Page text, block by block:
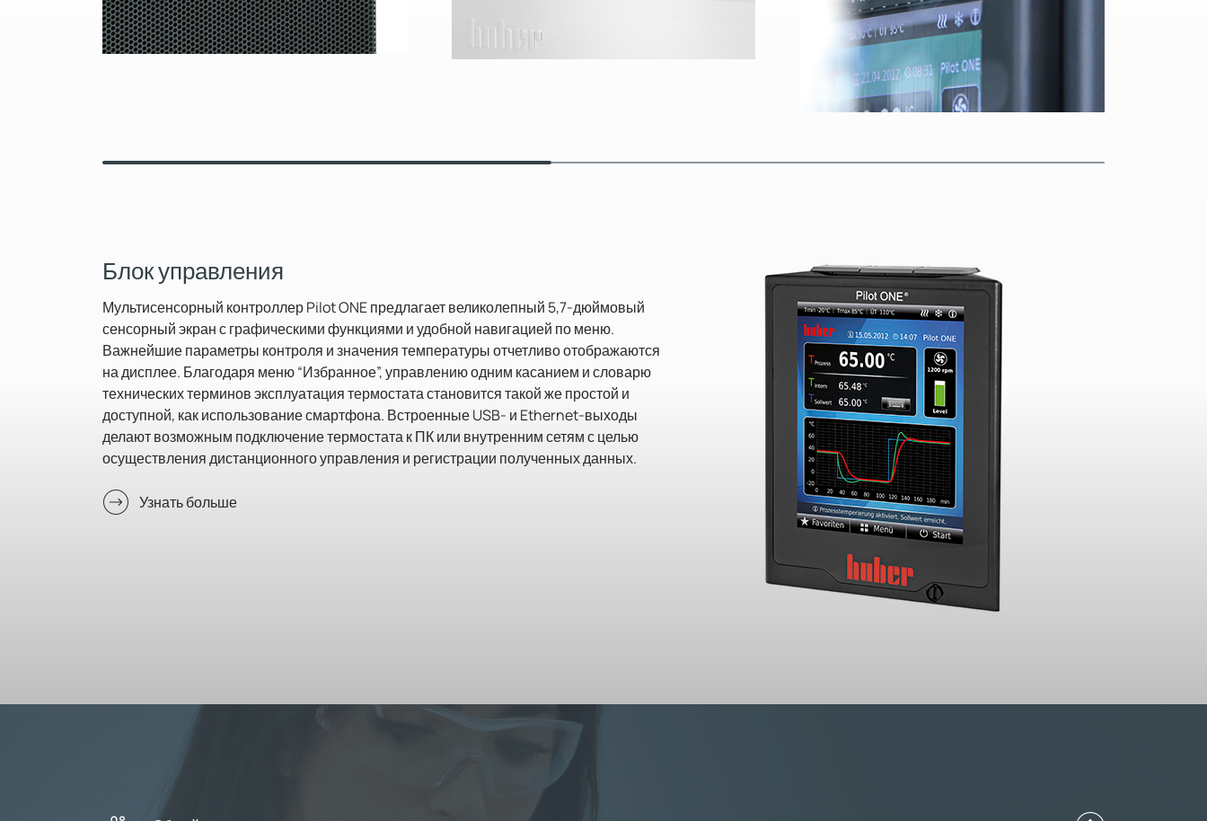
Блок управления
Мультисенсорный контроллер Pilot ONE предлагает великолепный 5,7-дюймовый
сенсорный экран с графическими функциями и удобной навигацией по меню.
Важнейшие параметры контроля и значения температуры отчетливо отображаются
на дисплее. Благодаря меню “Избранное”, управлению одним касанием и словарю
технических терминов эксплуатация термостата становится такой же простой и
доступной, как использование смартфона. Встроенные USB- и Ethernet-выходы
делают возможным подключение термостата к ПК или внутренним сетям с целью
осуществления дистанционного управления и регистрации полученных данных.
Узнать больше